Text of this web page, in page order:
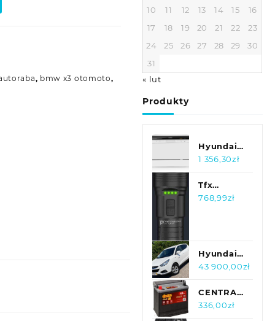
, bmw x3 otomoto,
10
11 12 13 14 15
16
17
18 19 20 21 22
23
24
25 26 27 28 29
30
31
« lut
Produkty
Hyundai
Zmywarka
DTC657DW8F
1 356,30zł
Tfx
Arcturus
768,99zł
Hyundai
ix35
ladny,
import
43 900,00zł
CENTRA
Akumulator
336,00zł